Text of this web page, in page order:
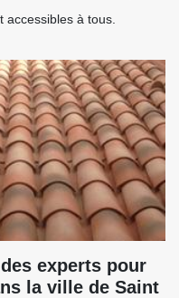
à tous.
experts pour
la ville de Saint